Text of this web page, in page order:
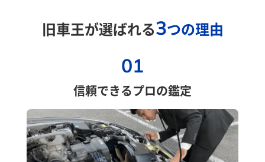
旧車王が選ばれる3つの理由
01
信頼できるプロの鑑定